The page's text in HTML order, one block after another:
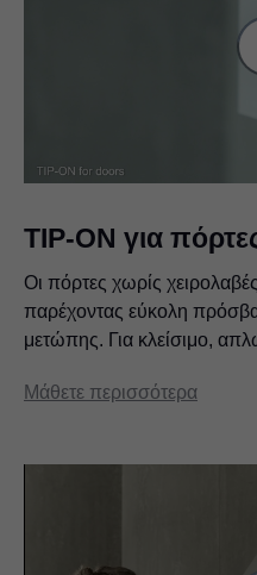
TIP-ON για
Οι πόρτες χωρίς
παρέχοντας εύκολη
μετώπης. Για κλείσιμο,
Μάθετε περισσότερα